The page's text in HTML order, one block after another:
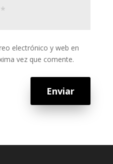
electrónico y web en
vez que comente.
Enviar